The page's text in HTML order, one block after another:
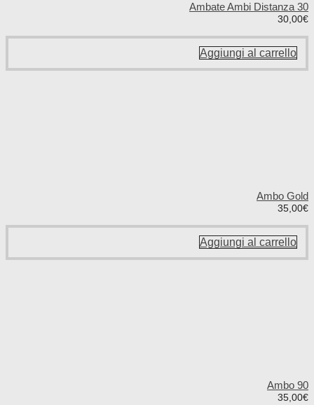
Ambate Ambi Distanza 30
30,00€
Aggiungi al carrello
Ambo Gold
35,00€
Aggiungi al carrello
Ambo 90
35,00€